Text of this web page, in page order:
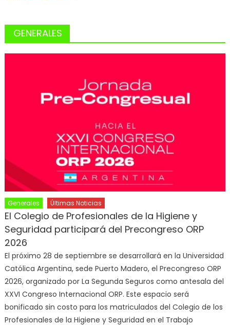
GENERALES
Generales Últimas Noticias
El Colegio de Profesionales de la Higiene y
Seguridad participará del Precongreso ORP
2026
El próximo 28 de septiembre se desarrollará en la Universidad
Católica Argentina, sede Puerto Madero, el Precongreso ORP
2026, organizado por La Segunda Seguros como antesala del
XXVI Congreso Internacional ORP. Este espacio será
bonificado sin costo para los matriculados del Colegio de los
Profesionales de la Higiene y Seguridad en el Trabajo